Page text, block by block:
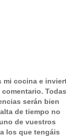
mi cocina e
Todas
serán bien
de tiempo no
de vuestros
los que tengáis